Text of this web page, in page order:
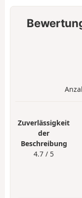
Zuverlässigkeit
der
Beschreibung
4.7 / 5